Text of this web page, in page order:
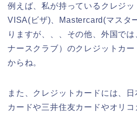
例えば、私が持っているクレジッ
VISA(ビザ)、Mastercard(マスタ
りますが、、、その他、外国で
ナースクラブ）のクレジットカ
からね。
また、クレジットカードには、
カードや三井住友カードやオリコ